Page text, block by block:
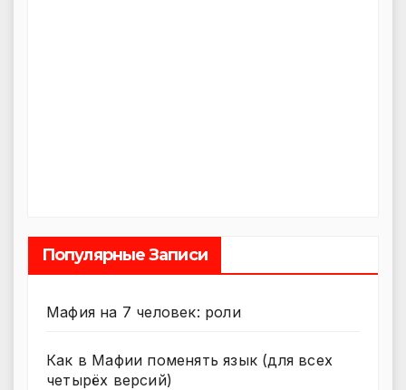
Популярные Записи
Мафия на 7 человек: роли
Как в Мафии поменять язык (для всех
четырёх версий)